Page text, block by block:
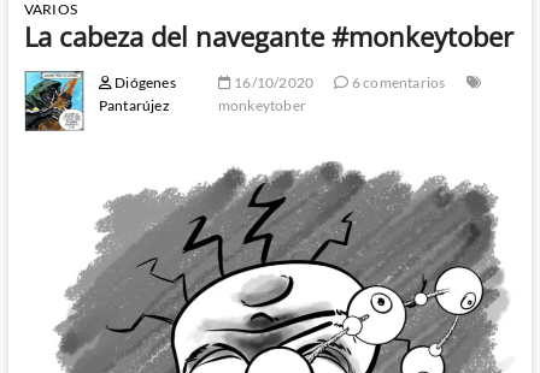
VARIOS
La cabeza del navegante #monkeytober
Diógenes
Pantarújez
16/10/2020
6 comentarios
monkeytober